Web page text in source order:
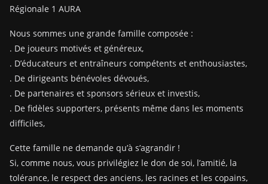
Régionale 1 AURA
Nous sommes une grande famille composée :
. De joueurs motivés et généreux,
. D’éducateurs et entraîneurs compétents et enthousiastes,
. De dirigeants bénévoles dévoués,
. De partenaires et sponsors sérieux et investis,
. De fidèles supporters, présents même dans les moments
difficiles,
Cette famille ne demande qu’à s’agrandir !
Si, comme nous, vous privilégiez le don de soi, l’amitié, la
tolérance, le respect des anciens, les racines et les copains,